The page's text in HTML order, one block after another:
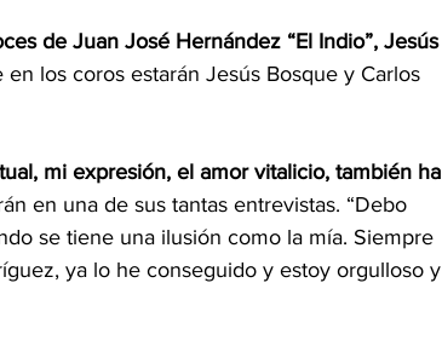
de Juan José Hernández “El Indio”, Jesús
en los coros estarán Jesús Bosque y Carlos
mi expresión, el amor vitalicio, también ha
en una de sus tantas entrevistas. “Debo
se tiene una ilusión como la mía. Siempre
ya lo he conseguido y estoy orgulloso y